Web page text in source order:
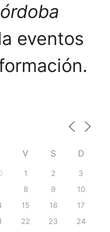
eventos
V S D
1 2
3
8 9
10
15 16
17
22 23
24